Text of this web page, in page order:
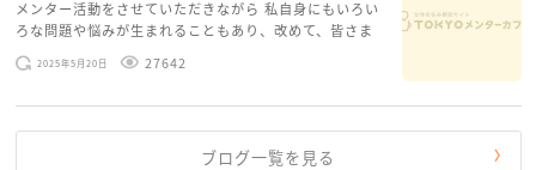
メンター活動をさせていただきながら 私自身にもいろい
ろな問題や悩みが生まれることもあり、改めて、皆さま
のお悩みを読みながら 「みんな、もがいてる。わたし
だけじゃないんだな」と、逆に励まされるような日々で
2025年5月20日 27642
ブログ一覧を見る